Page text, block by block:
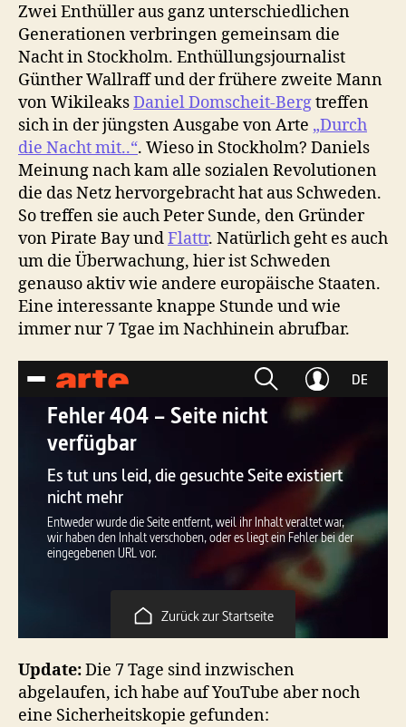
Zwei Enthüller aus ganz unterschiedlichen
Generationen verbringen gemeinsam die
Nacht in Stockholm. Enthüllungsjournalist
Günther Wallraff und der frühere zweite Mann
von WikileaksDaniel Domscheit-Bergtreffen
sich in der jüngsten Ausgabe von Arte „Durch
die Nacht mit..“. Wieso in Stockholm? Daniels
Meinung nach kam alle sozialen Revolutionen
die das Netz hervorgebracht hat aus Schweden.
So treffen sie auch Peter Sunde, den Gründer
von Pirate Bay undFlattr. Natürlich geht es auch
um die Überwachung, hier ist Schweden
genauso aktiv wie andere europäische Staaten.
Eine interessante knappe Stunde und wie
immer nur 7 Tgae im Nachhinein abrufbar.
Update:Die 7 Tage sind inzwischen
abgelaufen, ich habe auf YouTube aber noch
eine Sicherheitskopie gefunden: